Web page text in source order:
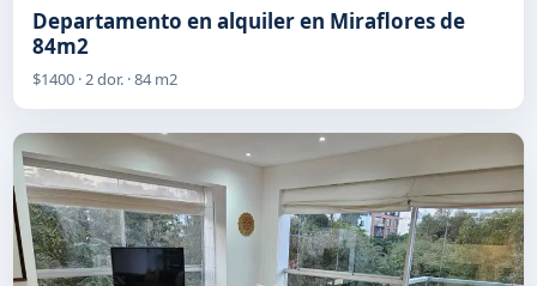
Departamento en alquiler en Miraflores de
84m2
$1400 · 2 dor. · 84 m2